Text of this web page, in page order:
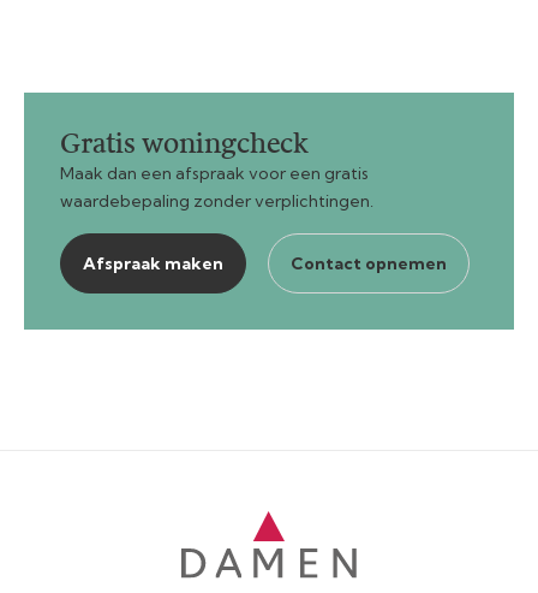
Gratis woningcheck
Maak dan een afspraak voor een gratis
waardebepaling zonder verplichtingen.
Afspraak maken Contact opnemen